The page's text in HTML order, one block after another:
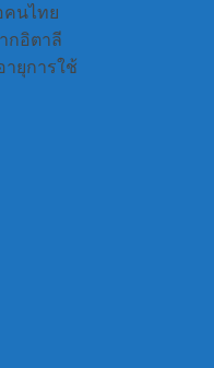
คนไทย
กอิตาลี
ยุการใช้